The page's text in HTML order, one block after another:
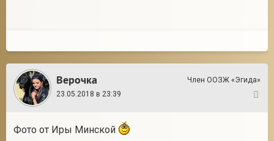
Верочка
Член ООЗЖ «Эгида»
23.05.2018 в 23:39
Фото от Иры Минской